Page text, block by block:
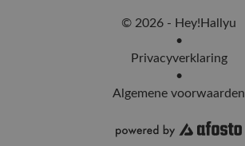
© 2026 - Hey!Hallyu
•
Privacyverklaring
•
Algemene voorwaarden